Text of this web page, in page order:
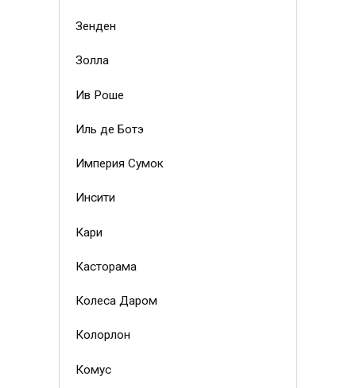
Зенден
Золла
Ив Роше
Иль де Ботэ
Империя Сумок
Инсити
Кари
Касторама
Колеса Даром
Колорлон
Комус